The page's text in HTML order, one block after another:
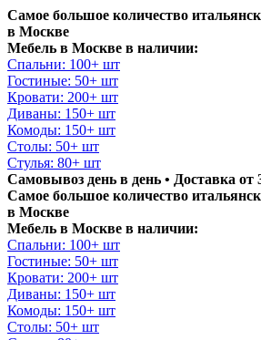
Самое большое количество
в Москве
Мебель в Москве в наличии:
Спальни: 100+ шт
Гостиные: 50+ шт
Кровати: 200+ шт
Диваны: 150+ шт
Комоды: 150+ шт
Столы: 50+ шт
Стулья: 80+ шт
Самовывоз день в день • Доставка от
Самое большое количество
в Москве
Мебель в Москве в наличии:
Спальни: 100+ шт
Гостиные: 50+ шт
Кровати: 200+ шт
Диваны: 150+ шт
Комоды: 150+ шт
Столы: 50+ шт